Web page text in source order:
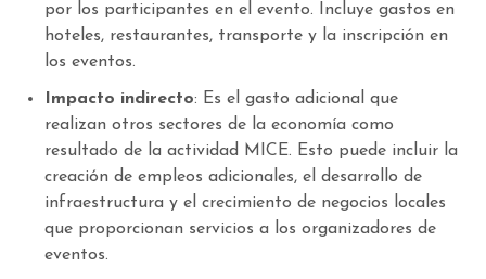
por los participantes en el evento. Incluye gastos en
hoteles, restaurantes, transporte y la inscripción en
los eventos.
Impacto indirecto: Es el gasto adicional que
realizan otros sectores de la economía como
resultado de la actividad MICE. Esto puede incluir la
creación de empleos adicionales, el desarrollo de
infraestructura y el crecimiento de negocios locales
que proporcionan servicios a los organizadores de
eventos.